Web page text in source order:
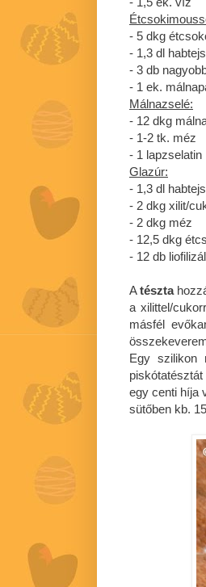
- 5 dkg
- 1,3 dl
- 3 db
- 1 ek.
Málnazselé:
- 12 dkg
- 1-2 tk. méz
- 1 lapzselatin
Glazúr:
- 1,3 dl
- 2 dkg xilit/
- 2 dkg méz
- 12,5 dkg
- 12 db
Atészta
a xilittel/
másfél
Egy szilikon
egy centi híja
sütőben kb.